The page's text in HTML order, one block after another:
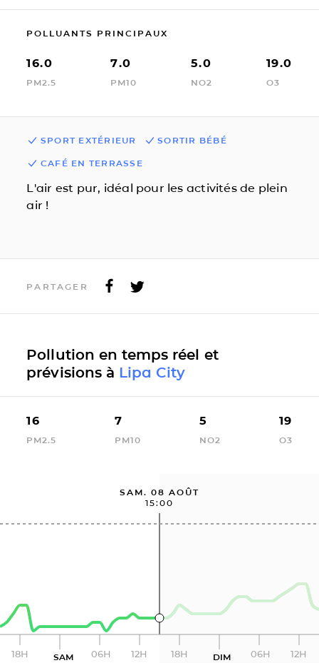
POLLUANTS PRINCIPAUX
16.0
PM2.5
7.0
PM10
5.0
NO2
19.0
O3
SPORT EXTÉRIEUR SORTIR BÉBÉ
CAFÉ EN TERRASSE
L'air est pur, idéal pour les activités de plein
air !
PARTAGER
Pollution en temps réel et
prévisions à Lipa City
16
PM2.5
7
PM10
5
NO2
19
O3
SAM. 08 AOÛT
15:00
18H SAM 06H 12H 18H DIM 06H 12H